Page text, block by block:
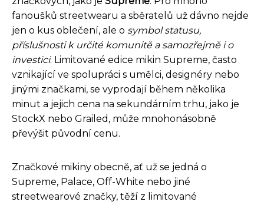
fanoušků streetwearu a sběratelů už dávno nejde
jen o kus oblečení, ale o symbol statusu,
příslušnosti k určité komunitě a samozřejmě i o
investici. Limitované edice mikin Supreme, často
vznikající ve spolupráci s umělci, designéry nebo
jinými značkami, se vyprodají během několika
minut a jejich cena na sekundárním trhu, jako je
StockX nebo Grailed, může mnohonásobně
převýšit původní cenu.
Značkové mikiny obecně, ať už se jedná o
Supreme, Palace, Off-White nebo jiné
streetwearové značky, těží z limitované